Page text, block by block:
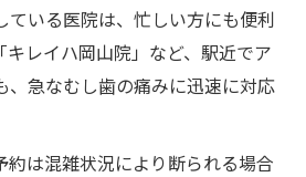
ている医院は、忙しい方にも便利
キレイハ岡山院」など、駅近でア
、急なむし歯の痛みに迅速に対応
約は混雑状況により断られる場合